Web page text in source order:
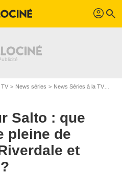
profil search
TV News séries News Séries à la TV
Salto : que
pleine de
et